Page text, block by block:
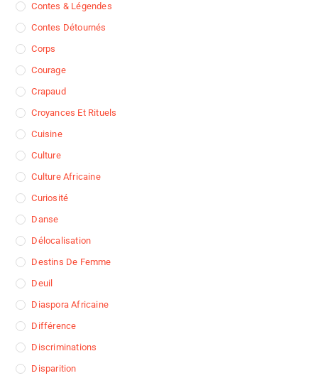
Contes & Légendes
Contes Détournés
Corps
Courage
Crapaud
Croyances Et Rituels
Cuisine
Culture
Culture Africaine
Curiosité
Danse
Délocalisation
Destins De Femme
Deuil
Diaspora Africaine
Différence
Discriminations
Disparition